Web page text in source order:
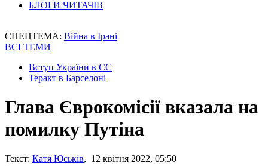
БЛОГИ ЧИТАЧІВ
СПЕЦТЕМА: Війна в Ірані
ВСІ ТЕМИ
Вступ України в ЄС
Теракт в Барселоні
Глава Єврокомісії вказала на
помилку Путіна
Текст: Катя Юськів, 12 квітня 2022, 05:50